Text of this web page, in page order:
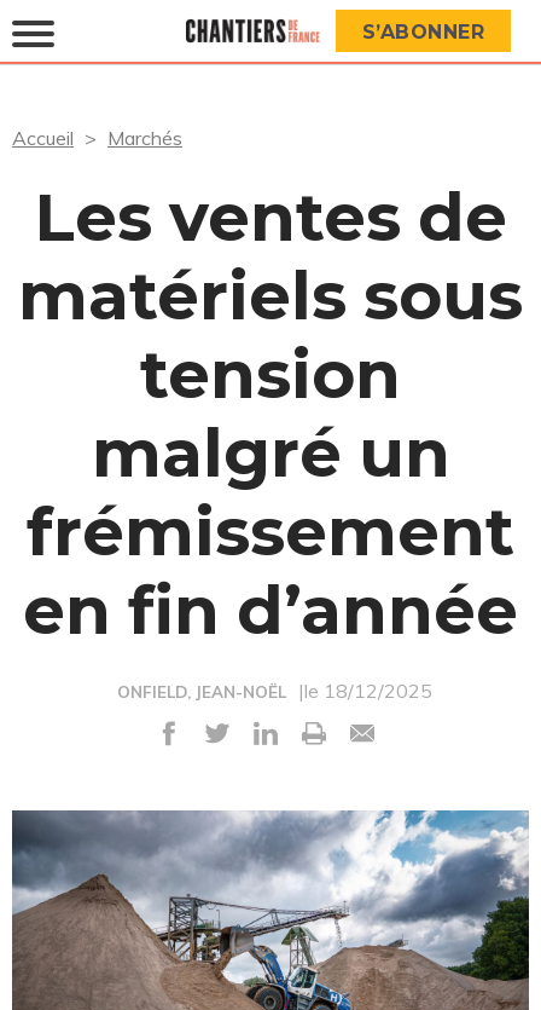
S’ABONNER
Accueil Marchés
Les ventes de
matériels sous
tension
malgré un
frémissement
en fin d’année
ONFIELD, JEAN-NOËL |le 18/12/2025